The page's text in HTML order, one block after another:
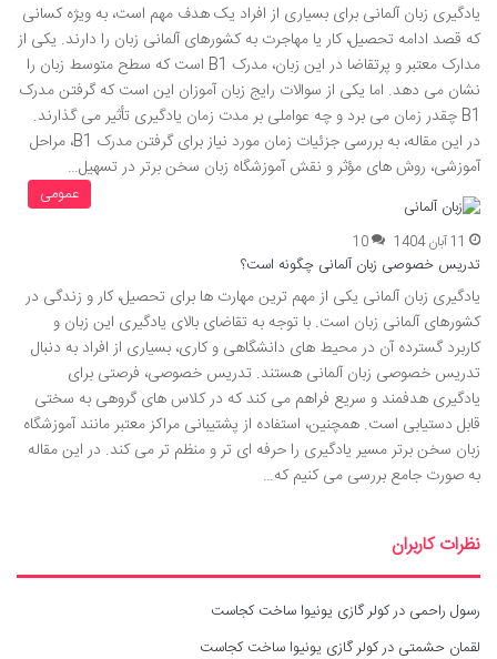
یادگیری زبان آلمانی برای بسیاری از افراد یک هدف مهم است، به ویژه کسانی
که قصد ادامه تحصیل، کار یا مهاجرت به کشورهای آلمانی زبان را دارند. یکی از
مدارک معتبر و پرتقاضا در این زبان، مدرک B1 است که سطح متوسط زبان را
نشان می دهد. اما یکی از سوالات رایج زبان آموزان این است که گرفتن مدرک
B1 چقدر زمان می برد و چه عواملی بر مدت زمان یادگیری تأثیر می گذارند.
در این مقاله، به بررسی جزئیات زمان مورد نیاز برای گرفتن مدرک B1، مراحل
آموزشی، روش های مؤثر و نقش آموزشگاه زبان سخن برتر در تسهیل…
عمومی
11 آبان 1404 10
تدریس خصوصی زبان آلمانی چگونه است؟
یادگیری زبان آلمانی یکی از مهم ترین مهارت ها برای تحصیل، کار و زندگی در
کشورهای آلمانی زبان است. با توجه به تقاضای بالای یادگیری این زبان و
کاربرد گسترده آن در محیط های دانشگاهی و کاری، بسیاری از افراد به دنبال
تدریس خصوصی زبان آلمانی هستند. تدریس خصوصی، فرصتی برای
یادگیری هدفمند و سریع فراهم می کند که در کلاس های گروهی به سختی
قابل دستیابی است. همچنین، استفاده از پشتیبانی مراکز معتبر مانند آموزشگاه
زبان سخن برتر مسیر یادگیری را حرفه ای تر و منظم تر می کند. در این مقاله
به صورت جامع بررسی می کنیم که…
نظرات کاربران
رسول راحمی درکولر گازی یونیوا ساخت کجاست
لقمان حشمتی درکولر گازی یونیوا ساخت کجاست